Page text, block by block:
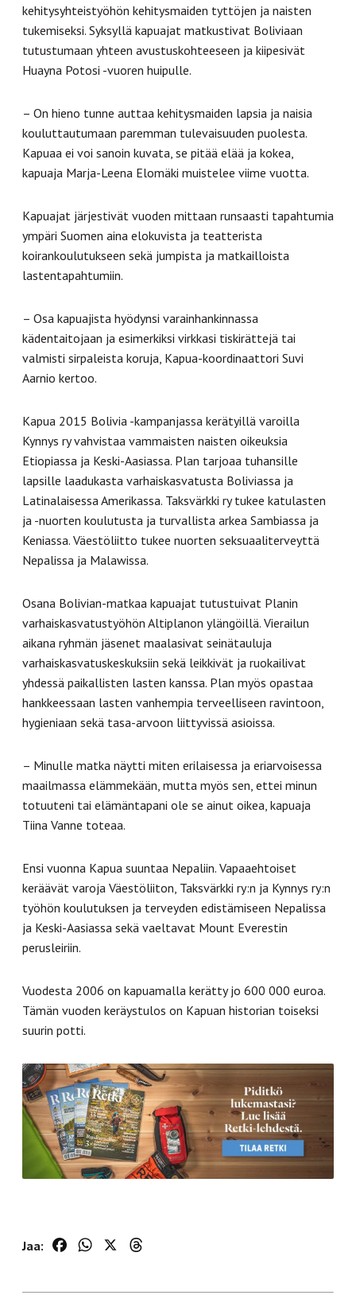
kehitysyhteistyöhön kehitysmaiden tyttöjen ja naisten
tukemiseksi. Syksyllä kapuajat matkustivat Boliviaan
tutustumaan yhteen avustuskohteeseen ja kiipesivät
Huayna Potosi -vuoren huipulle.
– On hieno tunne auttaa kehitysmaiden lapsia ja naisia
kouluttautumaan paremman tulevaisuuden puolesta.
Kapuaa ei voi sanoin kuvata, se pitää elää ja kokea,
kapuaja Marja-Leena Elomäki muistelee viime vuotta.
Kapuajat järjestivät vuoden mittaan runsaasti tapahtumia
ympäri Suomen aina elokuvista ja teatterista
koirankoulutukseen sekä jumpista ja matkailloista
lastentapahtumiin.
– Osa kapuajista hyödynsi varainhankinnassa
kädentaitojaan ja esimerkiksi virkkasi tiskirättejä tai
valmisti sirpaleista koruja, Kapua-koordinaattori Suvi
Aarnio kertoo.
Kapua 2015 Bolivia -kampanjassa kerätyillä varoilla
Kynnys ry vahvistaa vammaisten naisten oikeuksia
Etiopiassa ja Keski-Aasiassa. Plan tarjoaa tuhansille
lapsille laadukasta varhaiskasvatusta Boliviassa ja
Latinalaisessa Amerikassa. Taksvärkki ry tukee katulasten
ja -nuorten koulutusta ja turvallista arkea Sambiassa ja
Keniassa. Väestöliitto tukee nuorten seksuaaliterveyttä
Nepalissa ja Malawissa.
Osana Bolivian-matkaa kapuajat tutustuivat Planin
varhaiskasvatustyöhön Altiplanon ylängöillä. Vierailun
aikana ryhmän jäsenet maalasivat seinätauluja
varhaiskasvatuskeskuksiin sekä leikkivät ja ruokailivat
yhdessä paikallisten lasten kanssa. Plan myös opastaa
hankkeessaan lasten vanhempia terveelliseen ravintoon,
hygieniaan sekä tasa-arvoon liittyvissä asioissa.
– Minulle matka näytti miten erilaisessa ja eriarvoisessa
maailmassa elämmekään, mutta myös sen, ettei minun
totuuteni tai elämäntapani ole se ainut oikea, kapuaja
Tiina Vanne toteaa.
Ensi vuonna Kapua suuntaa Nepaliin. Vapaaehtoiset
keräävät varoja Väestöliiton, Taksvärkki ry:n ja Kynnys ry:n
työhön koulutuksen ja terveyden edistämiseen Nepalissa
ja Keski-Aasiassa sekä vaeltavat Mount Everestin
perusleiriin.
Vuodesta 2006 on kapuamalla kerätty jo 600 000 euroa.
Tämän vuoden keräystulos on Kapuan historian toiseksi
suurin potti.
Jaa: FacebookWhatsApp